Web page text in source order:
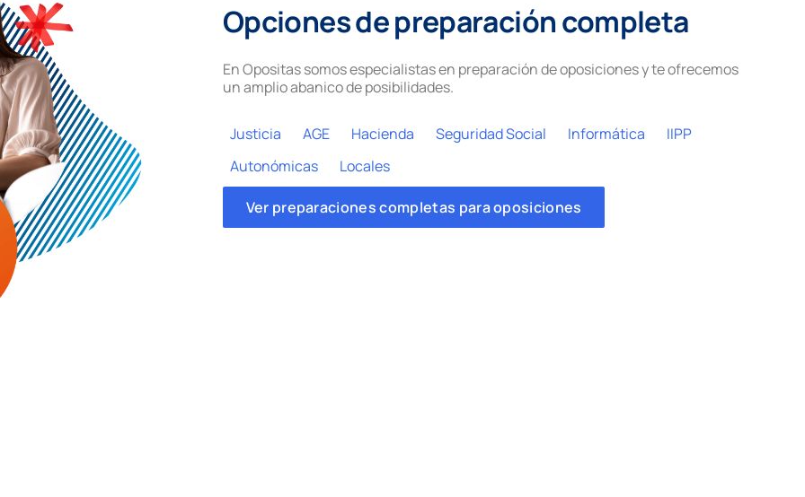
Opciones de preparación completa
En Opositas somos especialistas en preparación de oposiciones y te ofrecemos
un amplio abanico de posibilidades.
Justicia AGE Hacienda Seguridad Social Informática
IIPP
Autonómicas
Locales
Ver preparaciones completas para oposiciones